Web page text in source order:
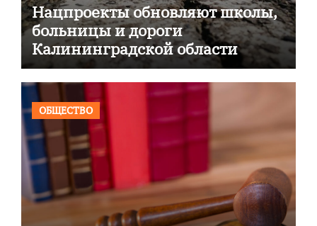
Нацпроекты обновляют школы,
больницы и дороги
Калининградской области
ОБЩЕСТВО